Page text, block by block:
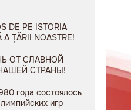
DE PE ISTORIA
A ȚĂRII NOASTRE!
ОТ СЛАВНОЙ
СТРАНЫ!
года состоялось
игр